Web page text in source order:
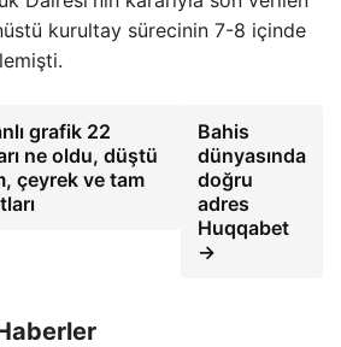
kurultay sürecinin 7-8 içinde
grafik 22
ne oldu, düştü
çeyrek ve tam
Bahis
dünyasında
doğru
adres
Huqqabet
→